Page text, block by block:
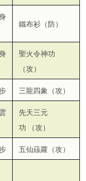
鐵布衫（防）
聖火令神功
（攻）
三龍四象（攻）
先天三元
功 （攻）
五仙蕬蘿（攻）